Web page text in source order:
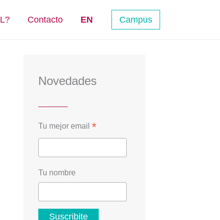
Contacto EN Campus
Novedades
Tu mejor email *
Tu nombre